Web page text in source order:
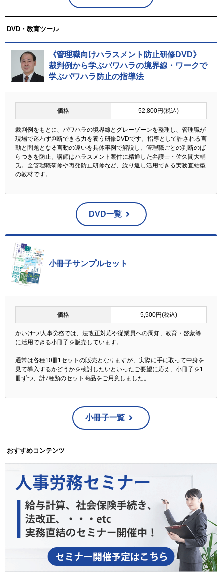
DVD・教育ツール
《管理職向けハラスメント防止研修DVD》
裁判例から学ぶパワハラの境界線・ワークで
学ぶパワハラ防止の指導法
価格 52,800円(税込)
裁判例をもとに、パワハラの境界線とグレーゾーンを整理し、管理職が
現場で迷わず判断できる力を養う研修DVDです。指導として許される言
動と問題となる言動の違いを具体事例で解説し、管理職ごとの判断のば
らつきを防止。講師はハラスメント案件に精通した弁護士・佐久間大輔
氏。全管理職研修や再発防止研修など、繰り返し活用できる実務直結型
の教材です。
DVD一覧
小冊子サンプルセット
価格 5,500円(税込)
かいけつ!人事労務では、法改正対応や従業員への周知、教育・啓蒙等
に活用できる小冊子を販売しています。
通常は各種10冊1セットの販売となりますが、実際に手に取って中身を
見て導入するかどうかを検討したいといったご要望に応え、小冊子を1
冊ずつ、計7種類のセット商品をご用意しました。
小冊子一覧
おすすめコンテンツ